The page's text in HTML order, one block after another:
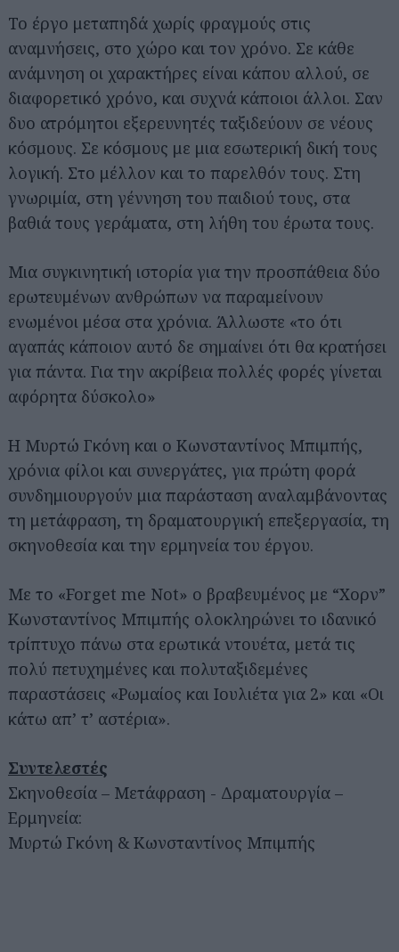
Το έργο μεταπηδά χωρίς φραγμούς στις
αναμνήσεις, στο χώρο και τον χρόνο. Σε κάθε
ανάμνηση οι χαρακτήρες είναι κάπου αλλού, σε
διαφορετικό χρόνο, και συχνά κάποιοι άλλοι. Σαν
δυο ατρόμητοι εξερευνητές ταξιδεύουν σε νέους
κόσμους. Σε κόσμους με μια εσωτερική δική τους
λογική. Στο μέλλον και το παρελθόν τους. Στη
γνωριμία, στη γέννηση του παιδιού τους, στα
βαθιά τους γεράματα, στη λήθη του έρωτα τους.
Μια συγκινητική ιστορία για την προσπάθεια δύο
ερωτευμένων ανθρώπων να παραμείνουν
ενωμένοι μέσα στα χρόνια. Άλλωστε «το ότι
αγαπάς κάποιον αυτό δε σημαίνει ότι θα κρατήσει
για πάντα. Για την ακρίβεια πολλές φορές γίνεται
αφόρητα δύσκολο»
Η Μυρτώ Γκόνη και ο Κωνσταντίνος Μπιμπής,
χρόνια φίλοι και συνεργάτες, για πρώτη φορά
συνδημιουργούν μια παράσταση αναλαμβάνοντας
τη μετάφραση, τη δραματουργική επεξεργασία, τη
σκηνοθεσία και την ερμηνεία του έργου.
Με το «Forget me Not» ο βραβευμένος με “Χορν”
Κωνσταντίνος Μπιμπής ολοκληρώνει το ιδανικό
τρίπτυχο πάνω στα ερωτικά ντουέτα, μετά τις
πολύ πετυχημένες και πολυταξιδεμένες
παραστάσεις «Ρωμαίος και Ιουλιέτα για 2» και «Οι
κάτω απ’ τ’ αστέρια».
Συντελεστές
Σκηνοθεσία – Μετάφραση - Δραματουργία –
Ερμηνεία:
Μυρτώ Γκόνη & Κωνσταντίνος Μπιμπής